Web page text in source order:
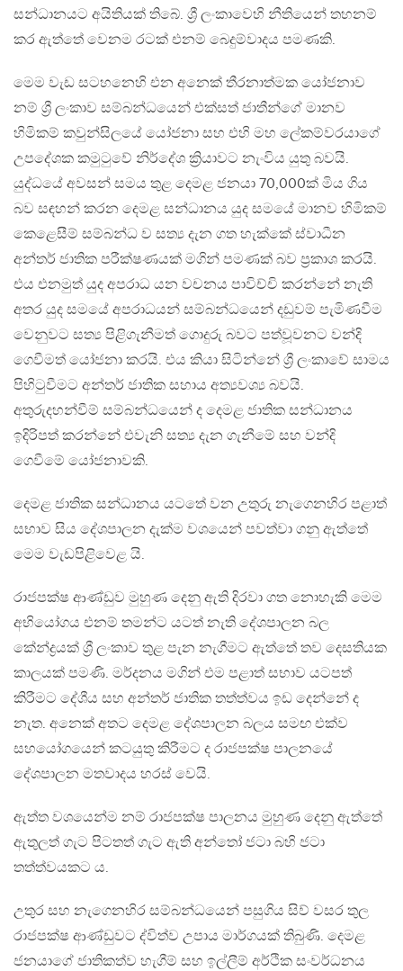
සන්ධානයට අයිතියක් තිබේ. ශ්‍රී ලංකාවෙහි නීතියෙන් තහනම්
කර ඇත්තේ වෙනම රටක් එනම් බෙදුම්වාදය පමණකි.
මෙම වැඩ සටහනෙහි එන අනෙක් තීරනාත්මක යෝජනාව
නම් ශ්‍රී ලංකාව සම්බන්ධයෙන් එක්සත් ජාතීන්ගේ මානව
හිමිකම් කවුන්සිලයේ යෝජනා සහ එහි මහ ලේකම්වරයාගේ
උපදේශක කමුටුවේ නිර්දේශ ක්‍රියාවට නැංවිය යුතු බවයි.
යුද්ධයේ අවසන් සමය තුළ දෙමළ ජනයා 70,000ක් මිය ගිය
බව සඳහන් කරන දෙමළ සන්ධානය යුද සමයේ මානව හිමිකම්
කෙළෙසීම් සම්බන්ධ ව සත්‍ය දැන ගත හැක්කේ ස්වාධීන
අන්තර් ජාතික පරීක්ෂණයක් මගින් පමණක් බව ප්‍රකාශ කරයි.
එය එනමුත් යුද අපරාධ යන වචනය පාවිච්චි කරන්නේ නැති
අතර යුද සමයේ අපරාධයන් සම්බන්ධයෙන් දඩුවම් පැමිණවීම
වෙනුවට සත්‍ය පිළිගැනීමත් ගොදුරු බවට පත්වූවනට වන්දි
ගෙවීමත් යෝජනා කරයි. එය කියා සිටින්නේ ශ්‍රී ලංකාවේ සාමය
පිහිටුවීමට අන්තර් ජාතික සහාය අත්‍යවශ්‍ය බවයි.
අතුරුදහන්වීම් සම්බන්ධයෙන් ද දෙමළ ජාතික සන්ධානය
ඉදිරිපත් කරන්නේ එවැනි සත්‍ය දැන ගැනීමේ සහ වන්දි
ගෙවීමේ යෝජනාවකි.
දෙමළ ජාතික සන්ධානය යටතේ වන උතුරු නැගෙනහිර පළාත්
සභාව සිය දේශපාලන දැක්ම වශයෙන් පවත්වා ගනු ඇත්තේ
මෙම වැඩපිළිවෙළ යි.
රාජපක්ෂ ආණ්ඩුව මුහුණ දෙනු ඇති දිරවා ගත නොහැකි මෙම
අභියෝගය එනම් තමන්ට යටත් නැති දේශපාලන බල
කේන්ද්‍රයක් ශ්‍රී ලංකාව තුළ පැන නැගීමට ඇත්තේ තව දෙසතියක
කාලයක් පමණි. මර්දනය මගින් එම පළාත් සභාව යටපත්
කිරීමට දේශීය සහ අන්තර් ජාතික තත්ත්වය ඉඩ දෙන්නේ ද
නැත. අනෙක් අතට දෙමළ දේශපාලන බලය සමඟ එක්ව
සහයෝගයෙන් කටයුතු කිරීමට ද රාජපක්ෂ පාලනයේ
දේශපාලන මතවාදය හරස් වෙයි.
ඇත්ත වශයෙන්ම නම් රාජපක්ෂ පාලනය මුහුණ දෙනු ඇත්තේ
ඇතුලත් ගැට පිටතත් ගැට ඇති අන්තෝ ජටා බහි ජටා
තත්ත්වයකට ය.
උතුර සහ නැගෙනහිර සම්බන්ධයෙන් පසුගිය සිව් වසර තුල
රාජපක්ෂ ආණ්ඩුවට ද්විත්ව උපාය මාර්ගයක් තිබුණි. දෙමළ
ජනයාගේ ජාතිකත්ව හැගීම් සහ ඉල්ලීම් අර්ථික සංවර්ධනය